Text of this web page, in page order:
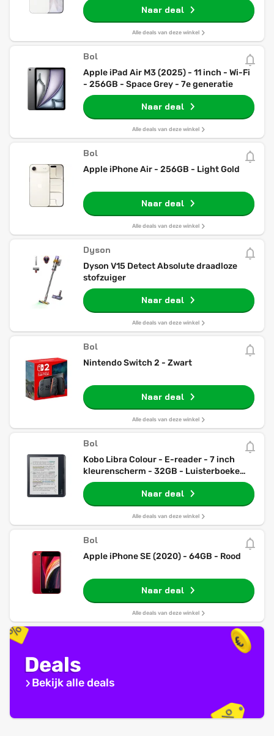
Naar deal
Alle deals van deze winkel
Bol
Apple iPad Air M3 (2025) - 11 inch - Wi-Fi
- 256GB - Space Grey - 7e generatie
Naar deal
Alle deals van deze winkel
Bol
Apple iPhone Air - 256GB - Light Gold
Naar deal
Alle deals van deze winkel
Dyson
Dyson V15 Detect Absolute draadloze
stofzuiger
Naar deal
Alle deals van deze winkel
Bol
Nintendo Switch 2 - Zwart
Naar deal
Alle deals van deze winkel
Bol
Kobo Libra Colour - E-reader - 7 inch
kleurenscherm - 32GB - Luisterboeken -
Zwart
Naar deal
Alle deals van deze winkel
Bol
Apple iPhone SE (2020) - 64GB - Rood
Naar deal
Alle deals van deze winkel
Deals
Bekijk alle deals